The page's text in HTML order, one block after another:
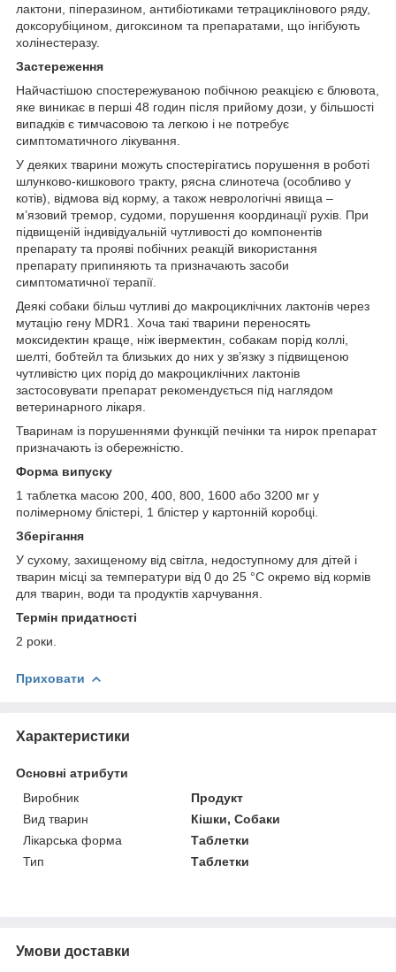
лактони, піперазином, антибіотиками тетрациклінового ряду,
доксорубіцином, дигоксином та препаратами, що інгібують
холінестеразу.
Застереження
Найчастішою спостережуваною побічною реакцією є блювота,
яке виникає в перші 48 годин після прийому дози, у більшості
випадків є тимчасовою та легкою і не потребує
симптоматичного лікування.
У деяких тварини можуть спостерігатись порушення в роботі
шлунково-кишкового тракту, рясна слинотеча (особливо у
котів), відмова від корму, а також неврологічні явища –
м’язовий тремор, судоми, порушення координації рухів. При
підвищеній індивідуальній чутливості до компонентів
препарату та прояві побічних реакцій використання
препарату припиняють та призначають засоби
симптоматичної терапії.
Деякі собаки більш чутливі до макроциклічних лактонів через
мутацію гену MDR1. Хоча такі тварини переносять
моксидектин краще, ніж івермектин, собакам порід коллі,
шелті, бобтейл та близьких до них у зв’язку з підвищеною
чутливістю цих порід до макроциклічних лактонів
застосовувати препарат рекомендується під наглядом
ветеринарного лікаря.
Тваринам із порушеннями функцій печінки та нирок препарат
призначають із обережністю.
Форма випуску
1 таблетка масою 200, 400, 800, 1600 або 3200 мг у
полімерному блістері, 1 блістер у картонній коробці.
Зберігання
У сухому, захищеному від світла, недоступному для дітей і
тварин місці за температури від 0 до 25 °С окремо від кормів
для тварин, води та продуктів харчування.
Термін придатності
2 роки.
Приховати
Характеристики
Основні атрибути
Виробник
Продукт
Вид тварин
Кішки, Собаки
Лікарська форма
Таблетки
Тип
Таблетки
Умови доставки